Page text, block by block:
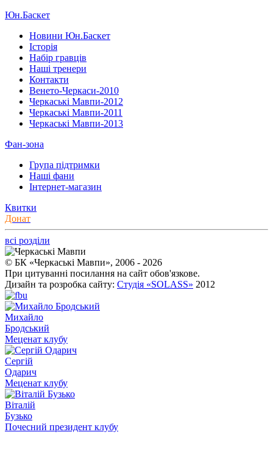
Юн.Баскет
Новини Юн.Баскет
Історія
Набір гравців
Наші тренери
Контакти
Венето-Черкаси-2010
Черкаські Мавпи-2012
Черкаські Мавпи-2011
Черкаські Мавпи-2013
Фан-зона
Група підтримки
Наші фани
Інтернет-магазин
Квитки
Донат
всі розділи
© БК «Черкаські Мавпи», 2006 - 2026
При цитуванні посилання на сайт обов'язкове.
Дизайн та розробка сайту: Студія «SOLASS» 2012
Михайло
Бродський
Меценат клубу
Сергій
Одарич
Меценат клубу
Віталій
Бузько
Почесний президент клубу